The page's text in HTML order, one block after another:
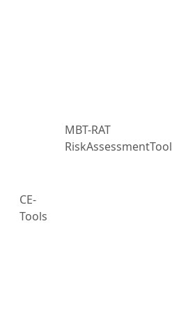
CE-
Tools
MBT-RAT
RiskAssessmentTool